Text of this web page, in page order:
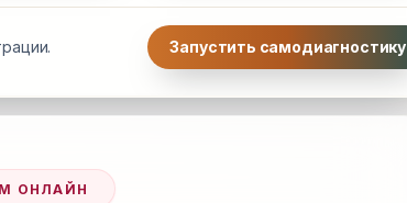
Запустить самодиагностику
ОНЛАЙН